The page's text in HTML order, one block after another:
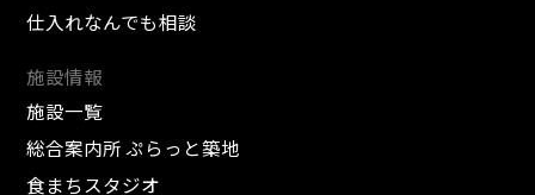
仕入れなんでも相談
施設情報
施設一覧
総合案内所 ぷらっと築地
食まちスタジオ